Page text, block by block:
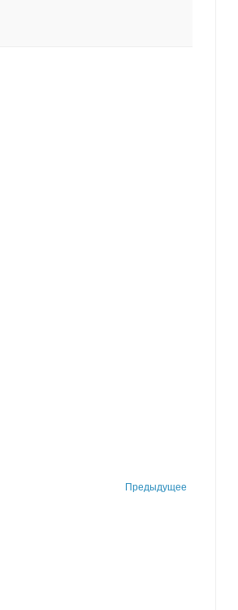
Предыдущее